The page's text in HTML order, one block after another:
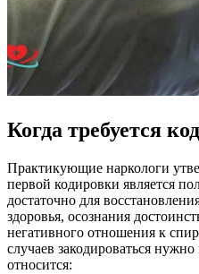
Когда требуется
Практикующие наркологи
первой кодировки является
достаточно для
здоровья, осознания
негативного отношения к
случаев закодироваться
относится: